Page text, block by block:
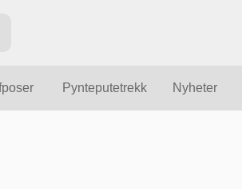
Pynteputetrekk Nyheter